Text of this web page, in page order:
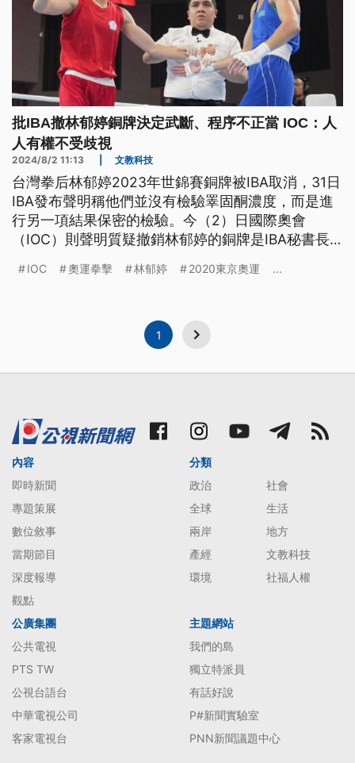
批IBA撤林郁婷銅牌決定武斷、程序不正當 IOC：人
人有權不受歧視
2024/8/2 11:13 文教科技
台灣拳后林郁婷2023年世錦賽銅牌被IBA取消，31日
IBA發布聲明稱他們並沒有檢驗睪固酮濃度，而是進
行另一項結果保密的檢驗。今（2）日國際奧會
（IOC）則聲明質疑撤銷林郁婷的銅牌是IBA秘書長
做法有悖良善治理，也強調人人有權不受歧視地從事
IOC 奧運拳擊 林郁婷 2020東京奧運 ...
1
內容
即時新聞
專題策展
數位敘事
當期節目
深度報導
觀點
分類
政治
社會
全球
生活
兩岸
地方
產經
文教科技
環境
社福人權
公廣集團
公共電視
PTS TW
公視台語台
中華電視公司
客家電視台
主題網站
我們的島
獨立特派員
有話好說
P#新聞實驗室
PNN新聞議題中心